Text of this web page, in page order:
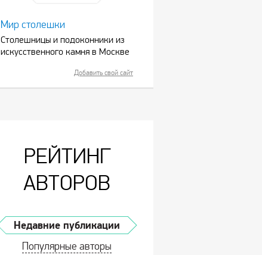
Мир столешки
Столешницы и подоконники из
искусственного камня в Москве
Добавить свой сайт
РЕЙТИНГ
АВТОРОВ
Недавние публикации
Популярные авторы